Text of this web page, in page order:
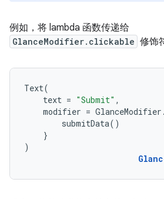
例如，将 lambda 函数传递给
GlanceModifier.clickable 修饰
Text(
text = "Submit" ,
modifier = GlanceModifier .
submitData()
}
)